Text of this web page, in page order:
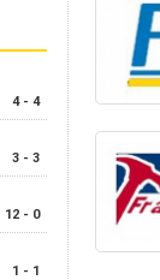
4 - 4
3 - 3
12 - 0
1 - 1